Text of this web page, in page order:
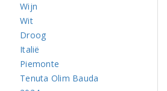
Wijn
Wit
Droog
Italië
Piemonte
Tenuta Olim Bauda